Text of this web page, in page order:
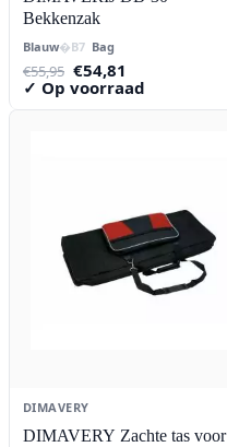
Bekkenzak
Blauw Bag
€55,95 Oorspronkelijke
prijs
was:
€54,81
prijs
is:
✓ Op voorraad
DIMAVERY
DIMAVERY Zachte tas voor